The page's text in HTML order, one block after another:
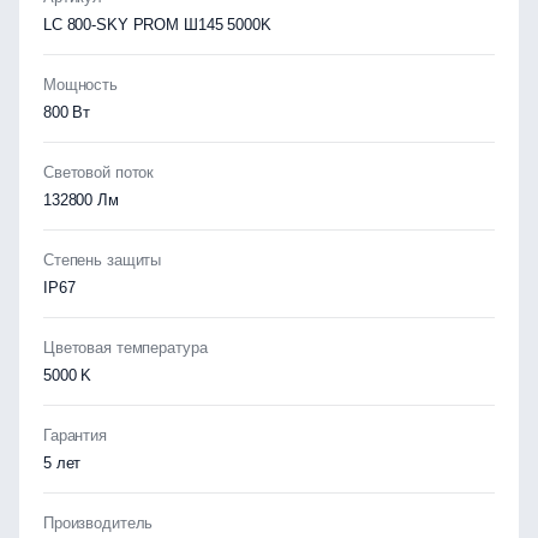
LC 800-SKY PROM Ш145 5000K
Мощность
800 Вт
Световой поток
132800 Лм
Степень защиты
IP67
Цветовая температура
5000 K
Гарантия
5 лет
Производитель